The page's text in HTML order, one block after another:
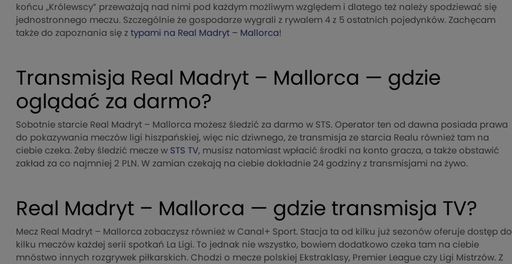
końcu „Królewscy” przeważają nad nimi pod każdym możliwym względem i dlatego też należy spodziewać się
jednostronnego meczu. Szczególnie że gospodarze wygrali z rywalem 4 z 5 ostatnich pojedynków. Zachęcam
także do zapoznania się z typami na Real Madryt – Mallorca!
Transmisja Real Madryt – Mallorca — gdzie
oglądać za darmo?
Sobotnie starcie Real Madryt – Mallorca możesz śledzić za darmo w STS. Operator ten od dawna posiada prawa
do pokazywania meczów ligi hiszpańskiej, więc nic dziwnego, że transmisja ze starcia Realu również tam na
ciebie czeka. Żeby śledzić mecze w STS TV, musisz natomiast wpłacić środki na konto gracza, a także obstawić
zakład za co najmniej 2 PLN. W zamian czekają na ciebie dokładnie 24 godziny z transmisjami na żywo.
Real Madryt – Mallorca — gdzie transmisja TV?
Mecz Real Madryt – Mallorca zobaczysz również w Canal+ Sport. Stacja ta od kilku już sezonów oferuje dostęp do
kilku meczów każdej serii spotkań La Ligi. To jednak nie wszystko, bowiem dodatkowo czeka tam na ciebie
mnóstwo innych rozgrywek piłkarskich. Chodzi o mecze polskiej Ekstraklasy, Premier League czy Ligi Mistrzów. Z